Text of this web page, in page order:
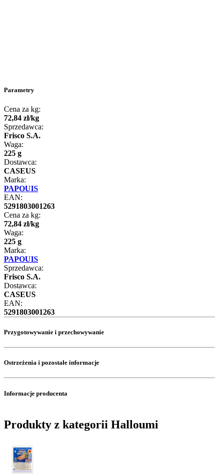
Parametry
Cena za kg:
72,84 zł/kg
Sprzedawca:
Frisco S.A.
Waga:
225 g
Dostawca:
CASEUS
Marka:
PAPOUIS
EAN:
5291803001263
Cena za kg:
72,84 zł/kg
Waga:
225 g
Marka:
PAPOUIS
Sprzedawca:
Frisco S.A.
Dostawca:
CASEUS
EAN:
5291803001263
Przygotowywanie i przechowywanie
Ostrzeżenia i pozostałe informacje
Informacje producenta
Produkty z kategorii Halloumi